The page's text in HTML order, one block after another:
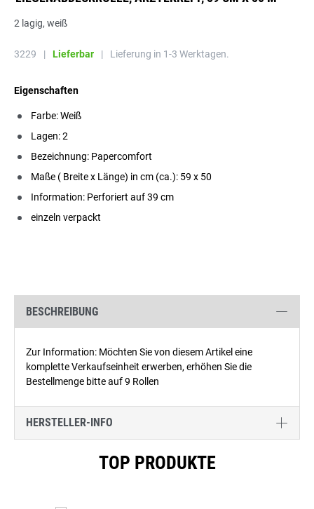
2 lagig, weiß
3229 | Lieferbar | Lieferung in 1-3 Werktagen.
Eigenschaften
Farbe: Weiß
Lagen: 2
Bezeichnung: Papercomfort
Maße ( Breite x Länge) in cm (ca.): 59 x 50
Information: Perforiert auf 39 cm
einzeln verpackt
BESCHREIBUNG
Zur Information: Möchten Sie von diesem Artikel eine
komplette Verkaufseinheit erwerben, erhöhen Sie die
Bestellmenge bitte auf 9 Rollen
HERSTELLER-INFO
TOP PRODUKTE